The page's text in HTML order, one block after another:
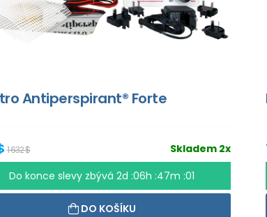
Antiperspirant® Forte
Skladem 2x
1 632 $
Do konce slevy zbývá 2d :06h :47m :00
DO KOŠÍKU